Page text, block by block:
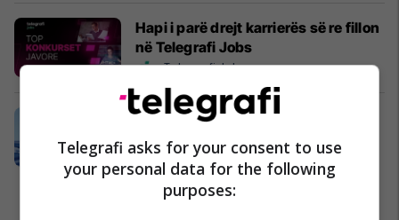
Hapi i parë drejt karrierës së re fillon
në Telegrafi Jobs
Telegrafi Jobs
Festoni Pavarësinë e Kosovës buzë
nga 82 euro për person
Fafa Resort
Telegrafi asks for your consent to use
your personal data for the following
purposes: